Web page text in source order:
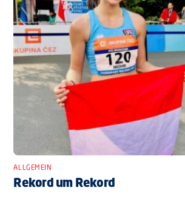
ALLGEMEIN
Rekord um Rekord